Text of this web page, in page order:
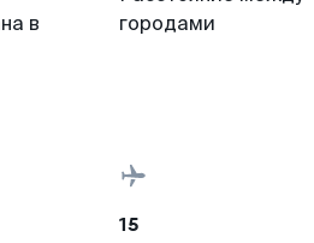
в
городами
15